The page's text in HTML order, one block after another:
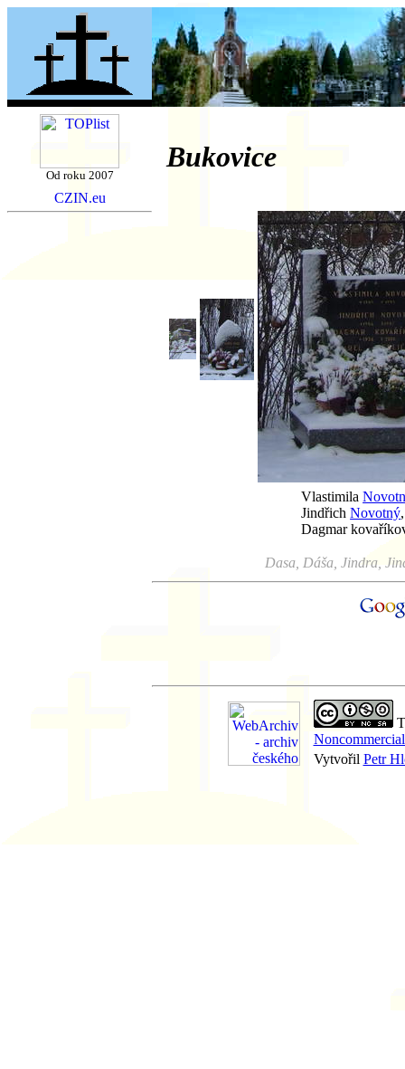
Od roku 2007
Bukovice
Vlastimila
JindřichNovotný
Dagmar
Dasa, Dáša, Jindra,
Vytvořil Petr